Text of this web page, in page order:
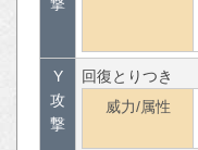
Y
攻
撃
回復とりつき
威力/属性